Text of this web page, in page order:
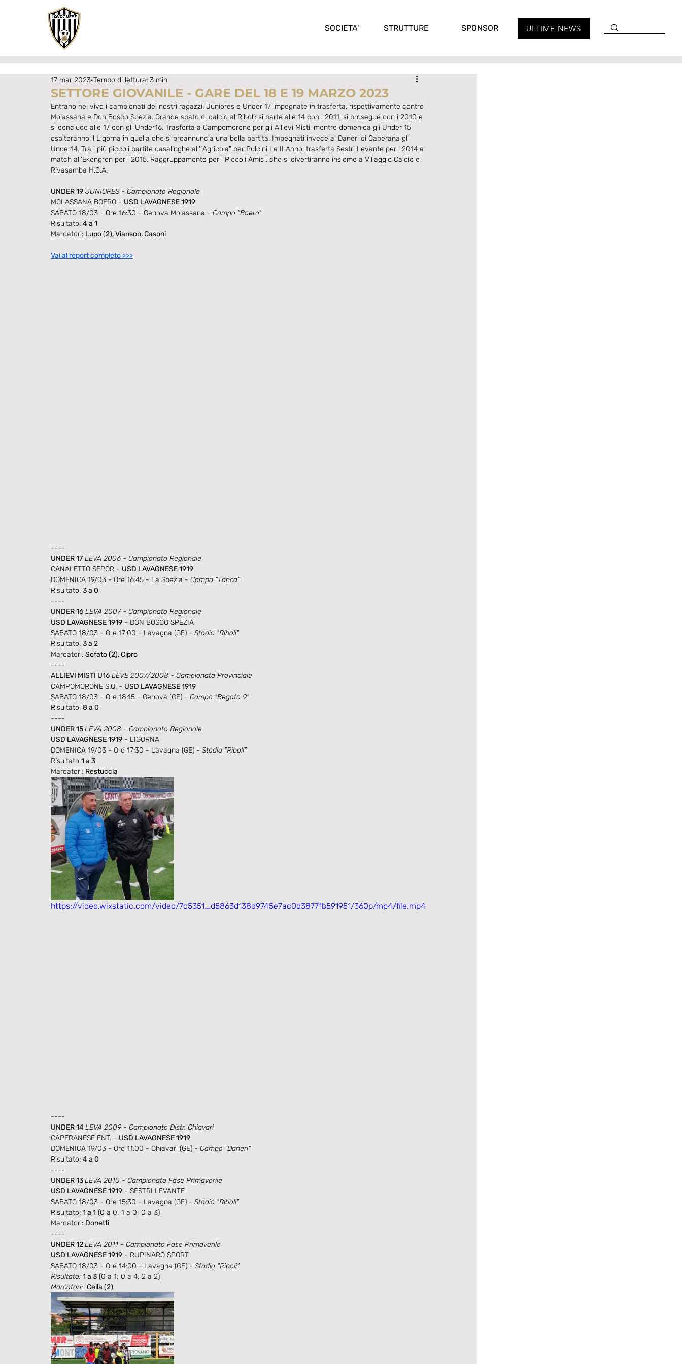
SOCIETA' STRUTTURE SPONSOR ULTIME NEWS
SETTORE GIOVANILE - GARE DEL 18 E 19 MARZO 2023
17 mar 2023 Tempo di lettura: 3 min
Entrano nel vivo i campionati dei nostri ragazzi! Juniores e Under 17 impegnate in trasferta, rispettivamente contro
Molassana e Don Bosco Spezia. Grande sbato di calcio al Riboli: si parte alle 14 con i 2011, si prosegue con i 2010 e
si conclude alle 17 con gli Under16. Trasferta a Campomorone per gli Allievi Misti, mentre domenica gli Under 15
ospiteranno il Ligorna in quella che si preannuncia una bella partita. Impegnati invece al Daneri di Caperana gli
Under14. Tra i più piccoli partite casalinghe all'"Agricola" per Pulcini I e II Anno, trasferta Sestri Levante per i 2014 e
match all'Ekengren per i 2015. Raggruppamento per i Piccoli Amici, che si divertiranno insieme a Villaggio Calcio e
Rivasamba H.C.A.
UNDER 19 JUNIORES - Campionato Regionale
MOLASSANA BOERO - USD LAVAGNESE 1919
SABATO 18/03 - Ore 16:30 - Genova Molassana - Campo "Boero"
Risultato: 4 a 1
Marcatori: Lupo (2), Vianson, Casoni
Vai al report completo >>>
----
UNDER 17 LEVA 2006 - Campionato Regionale
CANALETTO SEPOR - USD LAVAGNESE 1919
DOMENICA 19/03 - Ore 16:45 - La Spezia - Campo "Tanca"
Risultato: 3 a 0
----
UNDER 16 LEVA 2007 - Campionato Regionale
USD LAVAGNESE 1919 - DON BOSCO SPEZIA
SABATO 18/03 - Ore 17:00 - Lavagna (GE) - Stadio "Riboli"
Risultato: 3 a 2
Marcatori: Sofato (2), Cipro
----
ALLIEVI MISTI U16 LEVE 2007/2008 - Campionato Provinciale
CAMPOMORONE S.O. - USD LAVAGNESE 1919
SABATO 18/03 - Ore 18:15 - Genova (GE) - Campo "Begato 9"
Risultato: 8 a 0
----
UNDER 15 LEVA 2008 - Campionato Regionale
USD LAVAGNESE 1919 - LIGORNA
DOMENICA 19/03 - Ore 17:30 - Lavagna (GE) - Stadio "Riboli"
Risultato 1 a 3
Marcatori: Restuccia
https://video.wixstatic.com/video/7c5351_d5863d138d9745e7ac0d3877fb591951/360p/mp4/file.mp4
----
UNDER 14 LEVA 2009 - Campionato Distr. Chiavari
CAPERANESE ENT. - USD LAVAGNESE 1919
DOMENICA 19/03 - Ore 11:00 - Chiavari (GE) - Campo "Daneri"
Risultato: 4 a 0
----
UNDER 13 LEVA 2010 - Campionato Fase Primaverile
USD LAVAGNESE 1919 - SESTRI LEVANTE
SABATO 18/03 - Ore 15:30 - Lavagna (GE) - Stadio "Riboli"
Risultato: 1 a 1 (0 a 0; 1 a 0; 0 a 3)
Marcatori: Donetti
----
UNDER 12 LEVA 2011 - Campionato Fase Primaverile
USD LAVAGNESE 1919 - RUPINARO SPORT
SABATO 18/03 - Ore 14:00 - Lavagna (GE) - Stadio "Riboli"
Risultato: 1 a 3 (0 a 1; 0 a 4; 2 a 2)
Marcatori: Cella (2)